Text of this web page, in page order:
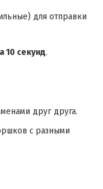
для отправки
10 секунд.
друг друга.
с разными